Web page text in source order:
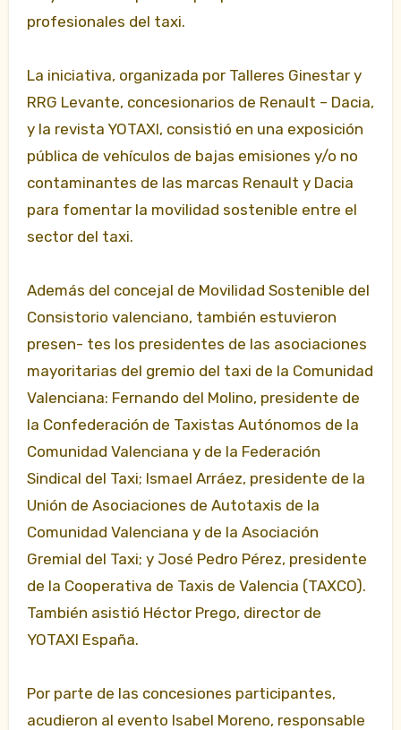
profesionales del taxi.
La iniciativa, organizada por Talleres Ginestar y
RRG Levante, concesionarios de Renault – Dacia,
y la revista YOTAXI, consistió en una exposición
pública de vehículos de bajas emisiones y/o no
contaminantes de las marcas Renault y Dacia
para fomentar la movilidad sostenible entre el
sector del taxi.
Además del concejal de Movilidad Sostenible del
Consistorio valenciano, también estuvieron
presen- tes los presidentes de las asociaciones
mayoritarias del gremio del taxi de la Comunidad
Valenciana: Fernando del Molino, presidente de
la Confederación de Taxistas Autónomos de la
Comunidad Valenciana y de la Federación
Sindical del Taxi; Ismael Arráez, presidente de la
Unión de Asociaciones de Autotaxis de la
Comunidad Valenciana y de la Asociación
Gremial del Taxi; y José Pedro Pérez, presidente
de la Cooperativa de Taxis de Valencia (TAXCO).
También asistió Héctor Prego, director de
YOTAXI España.
Por parte de las concesiones participantes,
acudieron al evento Isabel Moreno, responsable